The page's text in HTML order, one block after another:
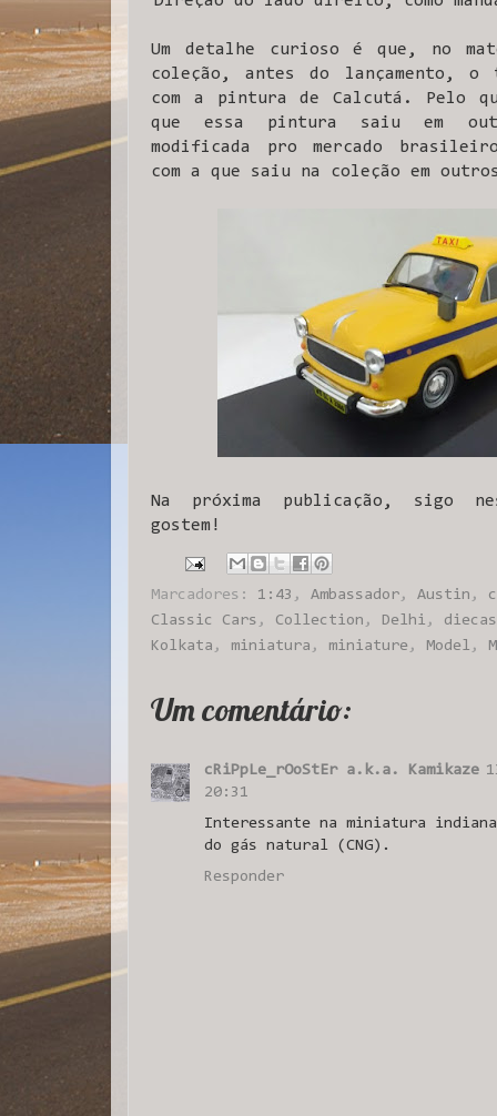
Um detalhe curioso é que, no
coleção, antes do lançamento,
com a pintura de Calcutá. Pelo
que essa pintura saiu em
modificada pro mercado
com a que saiu na coleção em
Na próxima publicação, sigo
gostem!
Marcadores: 1:43 , Ambassador , Austin ,
Classic Cars , Collection , Delhi ,
Kolkata , miniatura , miniature , Model ,
Um comentário:
cRiPpLe_rOoStEr a.k.a. Kamikaze
20:31
Interessante na miniatura
do gás natural (CNG).
Responder